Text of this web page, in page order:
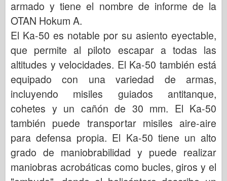
armado y tiene el nombre de informe de la
OTAN Hokum A.
El Ka-50 es notable por su asiento eyectable,
que permite al piloto escapar a todas las
altitudes y velocidades. El Ka-50 también está
equipado con una variedad de armas,
incluyendo misiles guiados antitanque,
cohetes y un cañón de 30 mm. El Ka-50
también puede transportar misiles aire-aire
para defensa propia. El Ka-50 tiene un alto
grado de maniobrabilidad y puede realizar
maniobras acrobáticas como bucles, giros y el